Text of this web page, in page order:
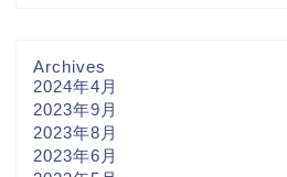
Archives
2024年4月
2023年9月
2023年8月
2023年6月